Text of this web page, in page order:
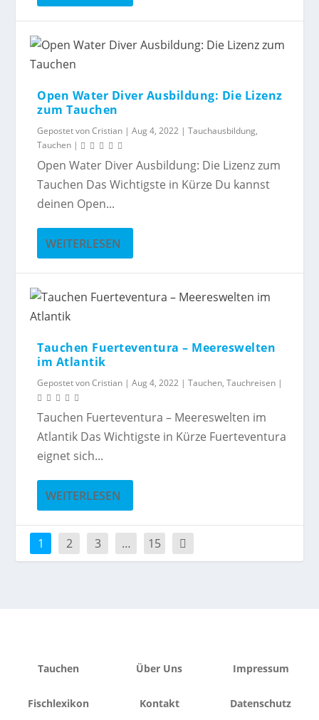
Open Water Diver Ausbildung: Die Lizenz
zum Tauchen
Gepostet vonCristian |Aug 4, 2022 |Tauchausbildung,
Tauchen |
Open Water Diver Ausbildung: Die Lizenz zum
Tauchen Das Wichtigste in Kürze Du kannst
deinen Open...
WEITERLESEN
Tauchen Fuerteventura – Meereswelten
im Atlantik
Gepostet vonCristian |Aug 4, 2022 |Tauchen,Tauchreisen |
Tauchen Fuerteventura – Meereswelten im
Atlantik Das Wichtigste in Kürze Fuerteventura
eignet sich...
WEITERLESEN
1 2 3 … 15
Tauchen
Fischlexikon
Über Uns
Kontakt
Impressum
Datenschutz